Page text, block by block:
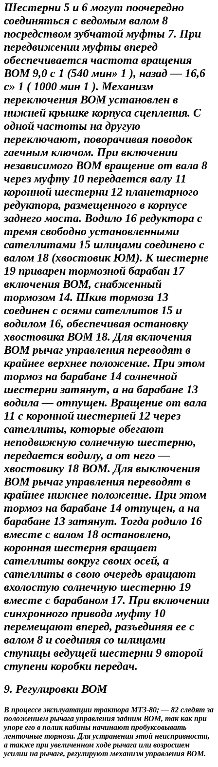
Шестерни 5 и 6 могут поочередно
соединяться с ведомым валом 8
посредством зубчатой муфты 7. При
передвижении муфты вперед
обеспечивается частота вращения
ВОМ 9,0 с 1 (540 мин» 1 ), назад — 16,6
с» 1 ( 1000 мин 1 ). Механизм
переключения ВОМ установлен в
нижней крышке корпуса сцепления. С
одной частоты на другую
переключают, поворачивая поводок
гаечным ключом. При включении
независимого ВОМ вращение от вала 8
через муфту 10 передается валу 11
коронной шестерни 12 планетарного
редуктора, размещенного в корпусе
заднего моста. Водило 16 редуктора с
тремя свободно установленными
сателлитами 15 шлицами соединено с
валом 18 (хвостовик ЮМ). К шестерне
19 приварен тормозной барабан 17
включения ВОМ, снабженный
тормозом 14. Шкив тормоза 13
соединен с осями сателлитов 15 и
водилом 16, обеспечивая остановку
хвостовика ВОМ 18. Для включения
ВОМ рычаг управления переводят в
крайнее верхнее положение. При этом
тормоз на барабане 14 солнечной
шестерни затянут, а на барабане 13
водила — отпущен. Вращение от вала
11 с коронной шестерней 12 через
сателлиты, которые обегают
неподвижную солнечную шестерню,
передается водилу, а от него —
хвостовику 18 ВОМ. Для выключения
ВОМ рычаг управления переводят в
крайнее нижнее положение. При этом
тормоз на барабане 14 отпущен, а на
барабане 13 затянут. Тогда родило 16
вместе с валом 18 остановлено,
коронная шестерня вращает
сателлиты вокруг своих осей, а
сателлиты в свою очередь вращают
вхолостую солнечную шестерню 19
вместе с барабаном 17. При включении
синхронного привода муфту 10
перемещают вперед, разъединяя ее с
валом 8 и соединяя со шлицами
ступицы ведущей шестерни 9 второй
ступени коробки передач.
9. Регулировки ВОМ
В процессе эксплуатации трактора МТЗ-80; — 82 следят за
положением рычага управления задним ВОМ, так как при
упоре его в полик кабины начинают пробуксовывать
ленточные тормоза. Для устранения этой неисправности,
а также при увеличенном ходе рычага или возросшем
усилии на рычаге, регулируют механизм управления ВОМ.